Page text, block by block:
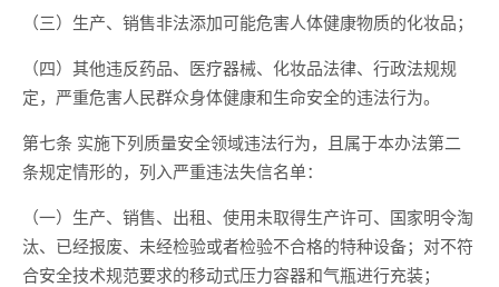
（三）生产、销售非法添加可能危害人体健康物质的化妆品；
（四）其他违反药品、医疗器械、化妆品法律、行政法规规
定，严重危害人民群众身体健康和生命安全的违法行为。
第七条 实施下列质量安全领域违法行为，且属于本办法第二
条规定情形的，列入严重违法失信名单：
（一）生产、销售、出租、使用未取得生产许可、国家明令淘
汰、已经报废、未经检验或者检验不合格的特种设备；对不符
合安全技术规范要求的移动式压力容器和气瓶进行充装；